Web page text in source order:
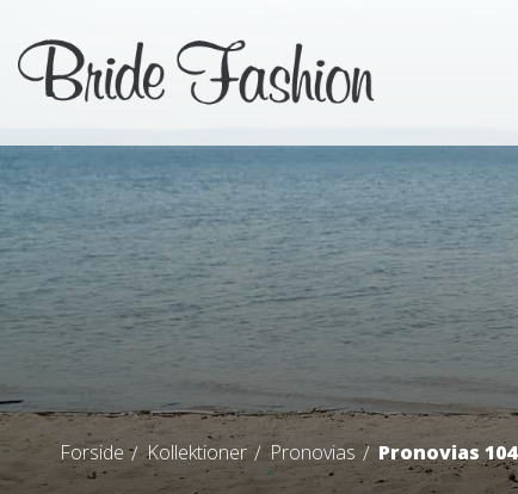
Forside Kollektioner Pronovias Pronovias 104